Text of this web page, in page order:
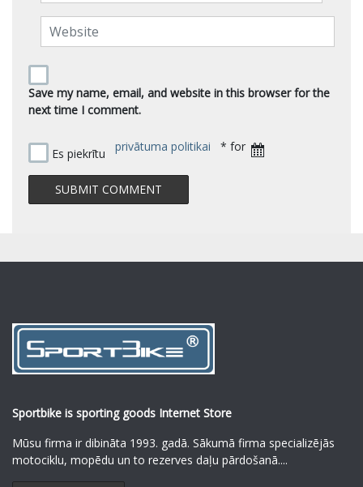
Save my name, email, and website in this browser for the
next time I comment.
Es piekrītu privātuma politikai * for
Sportbike is sporting goods Internet Store
Mūsu firma ir dibināta 1993. gadā. Sākumā firma specializējās
motociklu, mopēdu un to rezerves daļu pārdošanā....